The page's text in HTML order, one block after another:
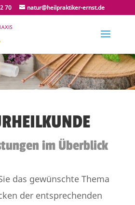
70 natur@heilpraktiker-ernst.de
im Überblick
das gewünschte Thema
der entsprechenden